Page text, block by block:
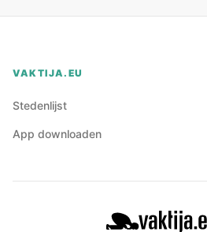
VAKTIJA.EU
Stedenlijst
App downloaden